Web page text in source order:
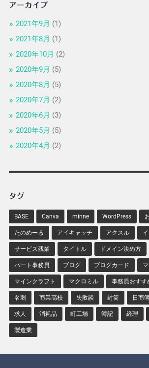
アーカイブ
2021年9月 (1)
2021年8月 (1)
2020年10月 (2)
2020年9月 (5)
2020年8月 (5)
2020年7月 (2)
2020年6月 (3)
2020年5月 (5)
2020年4月 (2)
タグ
BASE Canva minne WordPress
たのめーる アイキャッチ アクスル
サービス残業 タイトル ドメイン決め方
パート事務員 ブログ ブログカード
マインクラフト マクロミル 事務員おすす
名刺 商業高校 失敗談 封筒 日商
求人 消耗品 町工場 簿記 経理
製造業